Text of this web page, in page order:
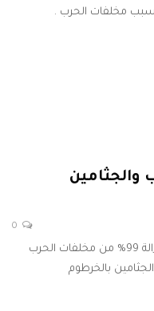
مخلفات الحرب .
والجثامين
إزالة 99% من مخلفات الحرب
بالخرطوم